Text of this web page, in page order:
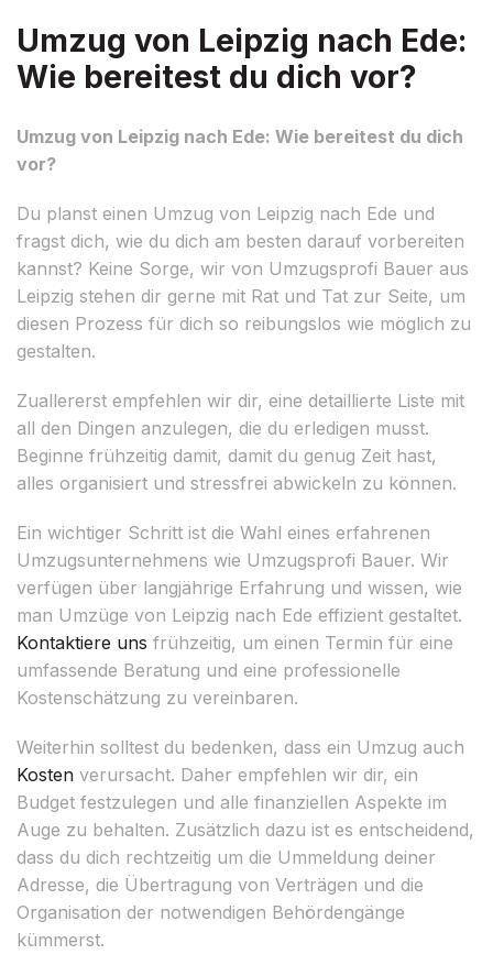
Umzug von Leipzig nach Ede:
Wie bereitest du dich vor?
Umzug von Leipzig nach Ede: Wie bereitest du dich
vor?
Du planst einen Umzug von Leipzig nach Ede und
fragst dich, wie du dich am besten darauf vorbereiten
kannst? Keine Sorge, wir von Umzugsprofi Bauer aus
Leipzig stehen dir gerne mit Rat und Tat zur Seite, um
diesen Prozess für dich so reibungslos wie möglich zu
gestalten.
Zuallererst empfehlen wir dir, eine detaillierte Liste mit
all den Dingen anzulegen, die du erledigen musst.
Beginne frühzeitig damit, damit du genug Zeit hast,
alles organisiert und stressfrei abwickeln zu können.
Ein wichtiger Schritt ist die Wahl eines erfahrenen
Umzugsunternehmens wie Umzugsprofi Bauer. Wir
verfügen über langjährige Erfahrung und wissen, wie
man Umzüge von Leipzig nach Ede effizient gestaltet.
Kontaktiere uns frühzeitig, um einen Termin für eine
umfassende Beratung und eine professionelle
Kostenschätzung zu vereinbaren.
Weiterhin solltest du bedenken, dass ein Umzug auch
Kosten verursacht. Daher empfehlen wir dir, ein
Budget festzulegen und alle finanziellen Aspekte im
Auge zu behalten. Zusätzlich dazu ist es entscheidend,
dass du dich rechtzeitig um die Ummeldung deiner
Adresse, die Übertragung von Verträgen und die
Organisation der notwendigen Behördengänge
kümmerst.